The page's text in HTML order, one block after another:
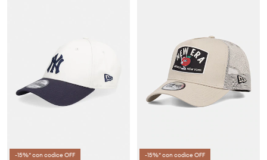
-15%* con codice OFF -15%* con codice OFF